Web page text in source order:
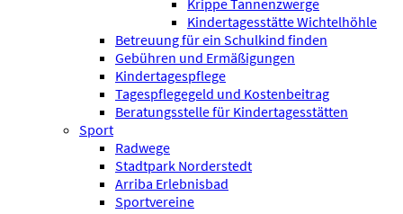
Krippe Tannenzwerge
Kindertagesstätte Wichtelhöhle
Betreuung für ein Schulkind finden
Gebühren und Ermäßigungen
Kindertagespflege
Tagespflegegeld und Kostenbeitrag
Beratungsstelle für Kindertagesstätten
Sport
Radwege
Stadtpark Norderstedt
Arriba Erlebnisbad
Sportvereine